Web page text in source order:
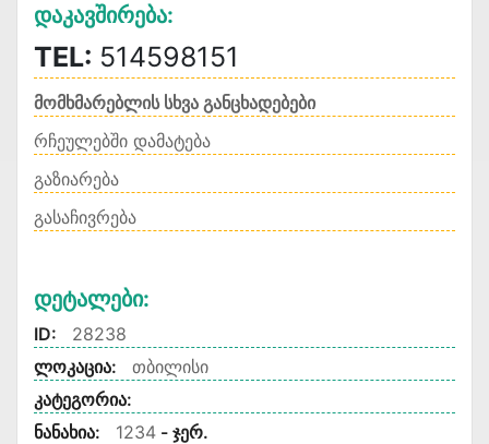
Დაკავშირება:
TEL: 514598151
მომხმარებლის სხვა განცხადებები
რჩეულებში დამატება
გაზიარება
გასაჩივრება
Დეტალები:
ID:
28238
ლოკაცია:
თბილისი
კატეგორია:
ნანახია:
1234 - ჯერ.